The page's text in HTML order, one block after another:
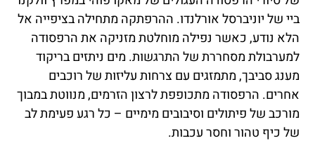
ביי של יוניברסל אורלנדו. ההרפתקה מתחילה בציפייה אל
הלא נודע, כאשר נפילה מוחלטת מזניקה את הרפסודה
למערבולת מסחררת של התרגשות. מים ניתזים בריקוד
מענג סביבך, מתמזגים עם צרחות עליזות של רוכבים
אחרים. הרפסודה מתכופפת לרצון הזרמים, מנווטת במבוך
מורכב של פיתולים וסיבובים מימיים – כל רגע פעימת לב
של כיף טהור וחסר עכבות.